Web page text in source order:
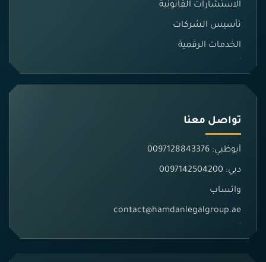
الاستشارات القانونية
تأسيس الشركات
الخدمات الرقمية
تواصل معنا
أبوظبي: 0097128843376
دبي: 0097142504200
واتساب
contact@hamdanlegalgroup.ae